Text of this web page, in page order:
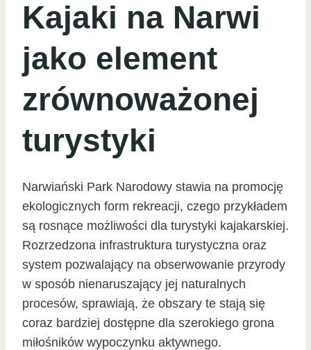
Kajaki na Narwi
jako element
zrównoważonej
turystyki
Narwiański Park Narodowy stawia na promocję
ekologicznych form rekreacji, czego przykładem
są rosnące możliwości dla turystyki kajakarskiej.
Rozrzedzona infrastruktura turystyczna oraz
system pozwalający na obserwowanie przyrody
w sposób nienaruszający jej naturalnych
procesów, sprawiają, że obszary te stają się
coraz bardziej dostępne dla szerokiego grona
miłośników wypoczynku aktywnego.